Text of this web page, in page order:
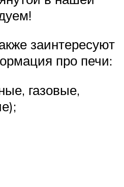
заинтересуют
про печи:
газовые,